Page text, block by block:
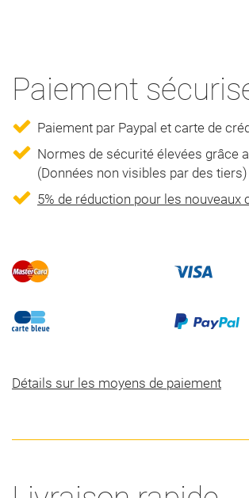
Paiement
Paiement par Paypal et carte de
Normes de sécurité élevées grâce
(Données non visibles par des tiers)
5% de réduction pour les nouveaux
Détails sur les moyens de paiement